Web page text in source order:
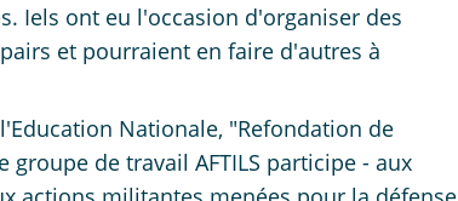
Iels ont eu l'occasion d'organiser des
et pourraient en faire d'autres à
Nationale, "Refondation de
groupe de travail AFTILS participe - aux